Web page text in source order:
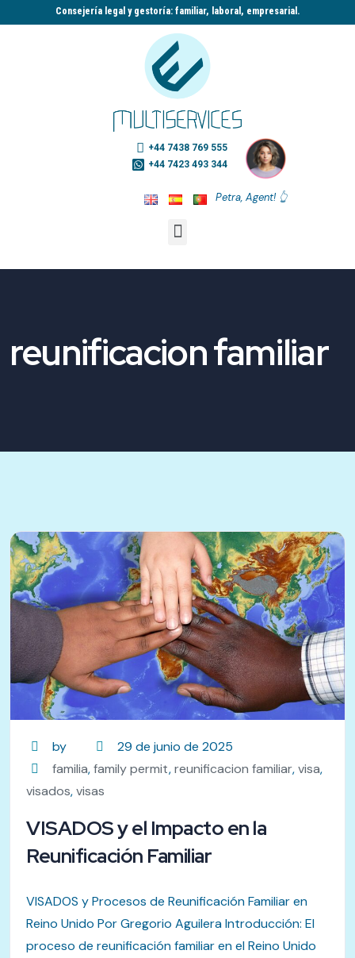
Consejería legal y gestoría: familiar, laboral, empresarial.​
+44 7438 769 555
+44 7423 493 344
Petra, Agent! 👆
reunificacion familiar
by
29 de junio de 2025
familia,family permit,reunificacion familiar,visa,
visados,visas
VISADOS y el Impacto en la
Reunificación Familiar
VISADOS y Procesos de Reunificación Familiar en
Reino Unido Por Gregorio Aguilera Introducción: El
proceso de reunificación familiar en el Reino Unido